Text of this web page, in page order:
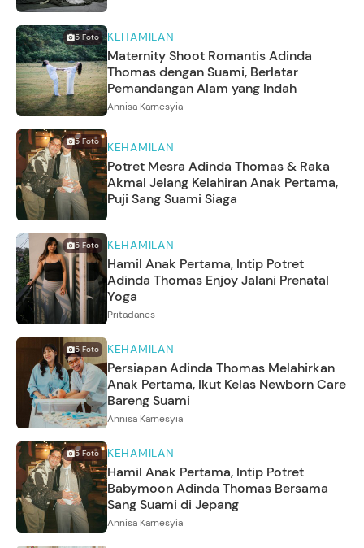
5 Foto KEHAMILAN
Maternity Shoot Romantis Adinda
Thomas dengan Suami, Berlatar
Pemandangan Alam yang Indah
Annisa Karnesyia
5Foto KEHAMILAN
Potret Mesra Adinda Thomas & Raka
Akmal Jelang Kelahiran Anak Pertama,
Puji Sang Suami Siaga
5 Foto KEHAMILAN
Hamil Anak Pertama, Intip Potret
Adinda Thomas Enjoy Jalani Prenatal
Yoga
Pritadanes
5Foto KEHAMILAN
Persiapan Adinda Thomas Melahirkan
Anak Pertama, Ikut Kelas Newborn Care
Bareng Suami
Annisa Karnesyia
5Foto KEHAMILAN
Hamil Anak Pertama, Intip Potret
Babymoon Adinda Thomas Bersama
Sang Suami di Jepang
Annisa Karnesyia